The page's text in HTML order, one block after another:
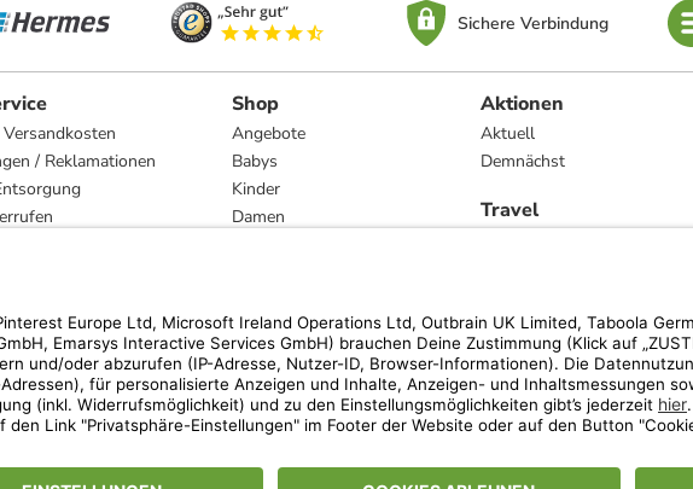
Sichere Verbindung
/ Reklamationen
Shop
Angebote
Babys
Kinder
Damen
Marken
Aktionen
Aktuell
Demnächst
Travel
Preisempfehlung des Herstellers. Prozentangaben beziehen sich auf den Streichpreis.